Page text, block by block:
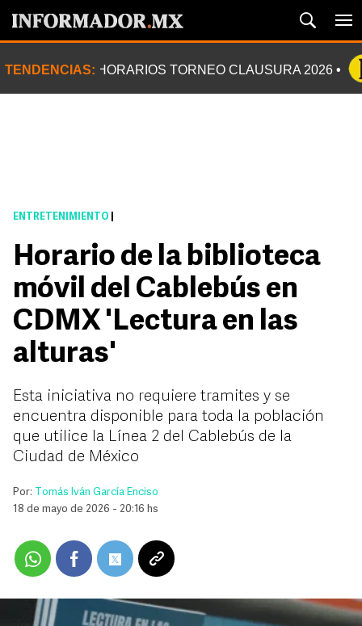
TENDENCIAS: HORARIOS TORNEO CLAUSURA 2026
ENTRETENIMIENTO
Horario de la biblioteca
móvil del Cablebús en
CDMX 'Lectura en las
alturas'
Esta iniciativa no requiere tramites y se
encuentra disponible para toda la población
que utilice la Línea 2 del Cablebús de la
Ciudad de México
Por:
Tomás Iván García Enciso
18 de mayo de 2026 - 20:16 hs